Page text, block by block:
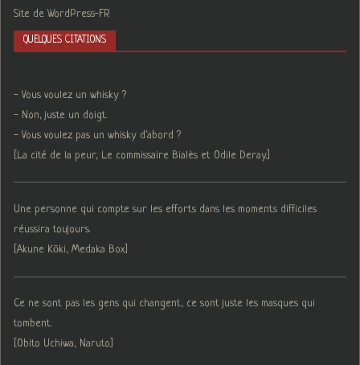
Site de WordPress-FR
QUELQUES CITATIONS
- Vous voulez un whisky ?
- Non, juste un doigt.
- Vous voulez pas un whisky d'abord ?
[La cité de la peur, Le commissaire Bialès et Odile Deray.]
Une personne qui compte sur les efforts dans les moments difficiles
réussira toujours.
[Akune Kōki, Medaka Box]
Ce ne sont pas les gens qui changent, ce sont juste les masques qui
tombent.
[Obito Uchiwa, Naruto]